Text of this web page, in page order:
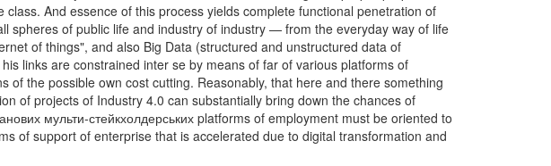
And essence of this process yields complete functional penetration of
of public life and industry of industry — from the everyday way of life
of things", and also Big Data (structured and unstructured data of
links are constrained inter se by means of far of various platforms of
the possible own cost cutting. Reasonably, that here and there something
of projects of Industry 4.0 can substantially bring down the chances of
мульти-стейкхолдерських platforms of employment must be oriented to
of support of enterprise that is accelerated due to digital transformation and